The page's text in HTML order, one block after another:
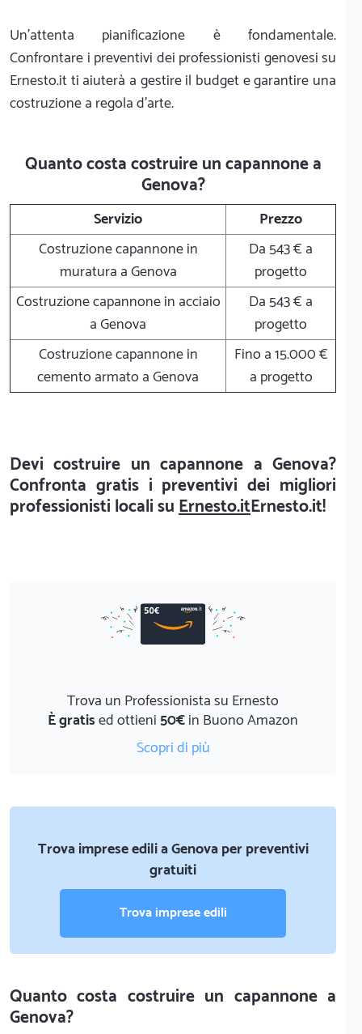
Un'attenta pianificazione è fondamentale.
Confrontare i preventivi dei professionisti genovesi su
Ernesto.it ti aiuterà a gestire il budget e garantire una
costruzione a regola d'arte.
Quanto costa costruire un capannone a
Genova?
Servizio
Prezzo
Costruzione capannone in
muratura a Genova
Da 543 € a
progetto
Costruzione capannone in acciaio
a Genova
Da 543 € a
progetto
Costruzione capannone in
cemento armato a Genova
Fino a 15.000 €
a progetto
Devi costruire un capannone a Genova?
Confronta gratis i preventivi dei migliori
professionisti locali suErnesto.itErnesto.it!
Trova un Professionista su Ernesto
È gratised ottieni50€in Buono Amazon
Scopri di più
Trova imprese edili a Genova per preventivi
gratuiti
Trova imprese edili
Quanto costa costruire un capannone a
Genova?